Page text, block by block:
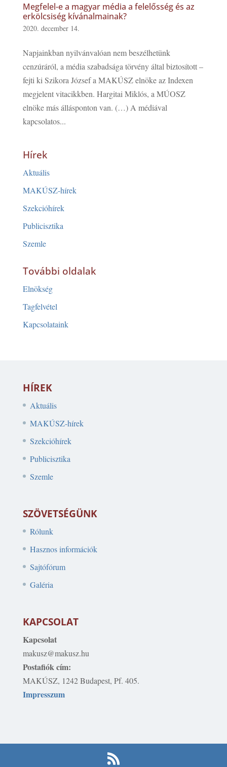
Megfelel-e a magyar média a felelősség és az
erkölcsiség kívánalmainak?
2020. december 14.
Napjainkban nyilvánvalóan nem beszélhetünk
cenzúráról, a média szabadsága törvény által biztosított –
fejti ki Szikora József a MAKÚSZ elnöke az Indexen
megjelent vitacikkben. Hargitai Miklós, a MÚOSZ
elnöke más állásponton van. (…) A médiával
kapcsolatos...
Hírek
Aktuális
MAKÚSZ-hírek
Szekcióhírek
Publicisztika
Szemle
További oldalak
Elnökség
Tagfelvétel
Kapcsolataink
HÍREK
Aktuális
MAKÚSZ-hírek
Szekcióhírek
Publicisztika
Szemle
SZÖVETSÉGÜNK
Rólunk
Hasznos információk
Sajtófórum
Galéria
KAPCSOLAT
Kapcsolat
makusz@makusz.hu
Postafiók cím:
MAKÚSZ, 1242 Budapest, Pf. 405.
Impresszum